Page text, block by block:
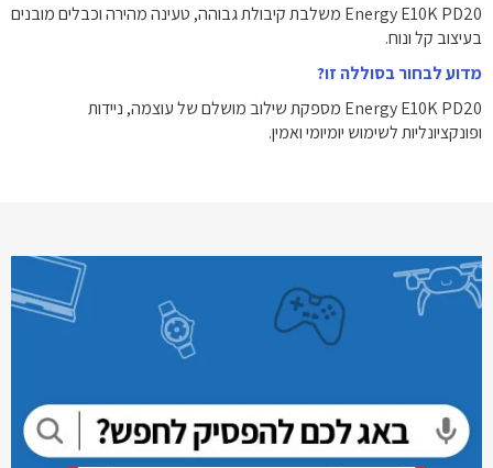
Energy E10K PD20 משלבת קיבולת גבוהה, טעינה מהירה וכבלים מובנים
בעיצוב קל ונוח.
מדוע לבחור בסוללה זו?
Energy E10K PD20 מספקת שילוב מושלם של עוצמה, ניידות
ופונקציונליות לשימוש יומיומי ואמין.